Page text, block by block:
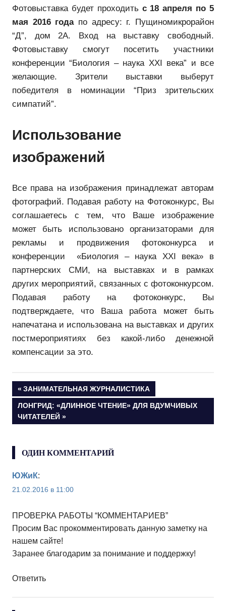
Фотовыставка будет проходить с 18 апреля по 5
мая 2016 года по адресу: г. Пущиномикрорайон
“Д”, дом 2А. Вход на выставку свободный.
Фотовыставку смогут посетить участники
конференции “Биология – наука XXI века” и все
желающие. Зрители выставки выберут
победителя в номинации “Приз зрительских
симпатий”.
Использование
изображений
Все права на изображения принадлежат авторам
фотографий. Подавая работу на Фотоконкурс, Вы
соглашаетесь с тем, что Ваше изображение
может быть использовано организаторами для
рекламы и продвижения фотоконкурса и
конференции «Биология – наука XXI века» в
партнерских СМИ, на выставках и в рамках
других мероприятий, связанных с фотоконкурсом.
Подавая работу на фотоконкурс, Вы
подтверждаете, что Ваша работа может быть
напечатана и использована на выставках и других
постмероприятиях без какой-либо денежной
компенсации за это.
Навигация
по
ПРЕДЫДУЩАЯ
ЗАПИСЬ:
ЗАНИМАТЕЛЬНАЯ ЖУРНАЛИСТИКА
СЛЕДУЮЩАЯ
ЗАПИСЬ:
ЛОНГРИД: «ДЛИННОЕ ЧТЕНИЕ» ДЛЯ ВДУМЧИВЫХ
ЧИТАТЕЛЕЙ
ОДИН КОММЕНТАРИЙ
ЮЖиК:
21.02.2016 в 11:00
ПРОВЕРКА РАБОТЫ “КОММЕНТАРИЕВ”
Просим Вас прокомментировать данную заметку на
нашем сайте!
Заранее благодарим за понимание и поддержку!
Ответить